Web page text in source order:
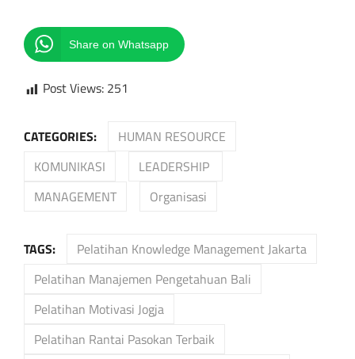
Share on Whatsapp
Post Views: 251
CATEGORIES:
HUMAN RESOURCE
KOMUNIKASI
LEADERSHIP
MANAGEMENT
Organisasi
TAGS:
Pelatihan Knowledge Management Jakarta
Pelatihan Manajemen Pengetahuan Bali
Pelatihan Motivasi Jogja
Pelatihan Rantai Pasokan Terbaik